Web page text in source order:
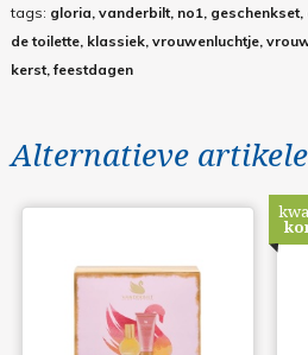
tags: gloria, vanderbilt, no1,
de toilette, klassiek, vrouwenluchtje,
kerst, feestdagen
Alternatieve